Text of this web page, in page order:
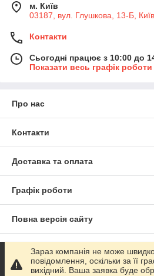
м. Київ
03187, вул. Глушкова, 13-Б,
Контакти
Сьогодні працює з 10:00 до
Показати весь графік роботи
Про нас
Контакти
Доставка та оплата
Графік роботи
Повна версія сайту
Сайт створено на маркетплейсі
Зараз компанія не може
повідомлення, оскільки за її
вихідний. Ваша заявка буде